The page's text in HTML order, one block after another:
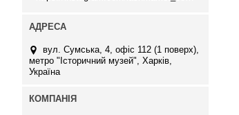
вул. Сумська, 4, офіс 112 (1 поверх),
метро "Історичний музей", Харків,
Україна